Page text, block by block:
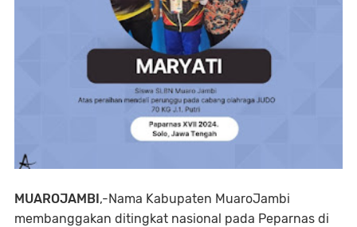
MUAROJAMBI,-Nama Kabupaten MuaroJambi
membanggakan ditingkat nasional pada Peparnas di